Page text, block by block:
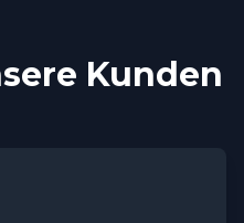
Kunden